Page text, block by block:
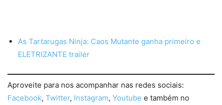
As Tartarugas Ninja: Caos Mutante ganha primeiro e
ELETRIZANTE trailer
Aproveite para nos acompanhar nas redes sociais:
Facebook, Twitter, Instagram, Youtube e também no